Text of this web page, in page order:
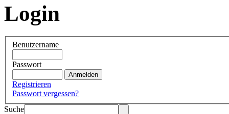
Login
Benutzername
Passwort
Registrieren
Passwort vergessen?
Suche